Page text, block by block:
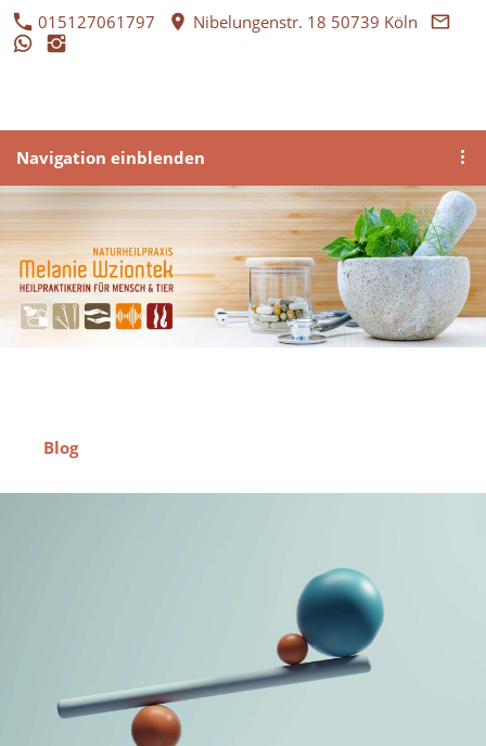
015127061797 Nibelungenstr. 18 50739 Köln
Navigation einblenden
Blog